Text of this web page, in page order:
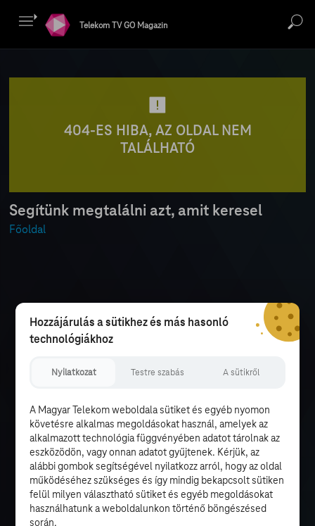
Telekom TV GO Magazin
404-ES HIBA, AZ OLDAL NEM
TALÁLHATÓ
Segítünk megtalálni azt, amit keresel
Főoldal
Hozzájárulás a sütikhez és más hasonló
technológiákhoz
Nyilatkozat Testre szabás A sütikről
A Magyar Telekom weboldala sütiket és egyéb nyomon
követésre alkalmas megoldásokat használ, amelyek az
alkalmazott technológia függvényében adatot tárolnak az
eszközödön, vagy onnan adatot gyűjtenek. Kérjük, az
alábbi gombok segítségével nyilatkozz arról, hogy az oldal
működéséhez szükséges és így mindig bekapcsolt sütiken
felül milyen választható sütiket és egyéb megoldásokat
használhatunk a weboldalunkon történő böngészésed
során.